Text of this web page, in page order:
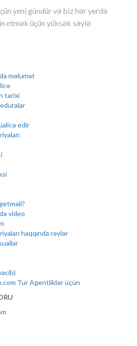
yeni gündür və biz hər yerdə
etmək üçün yüksək səylə
məlumat
tarixi
edir
video
haqqında rəylər
Tur Agentliklər üçün